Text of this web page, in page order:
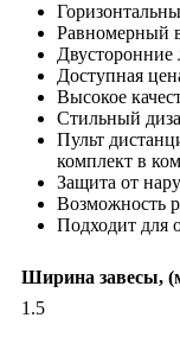
Равномерный
Двусторонние
Доступная
Высокое
Стильный
Пульт
комплект в
Защита от
Возможность
Подходит для
Ширина завесы,
1.5